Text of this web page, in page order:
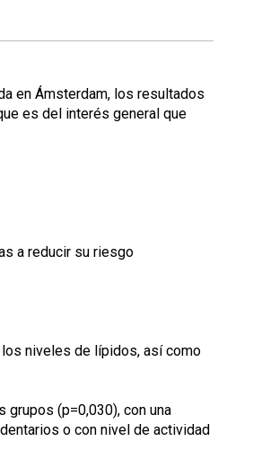
en Ámsterdam, los resultados
es del interés general que
a reducir su riesgo
niveles de lípidos, así como
grupos (p=0,030), con una
o con nivel de actividad